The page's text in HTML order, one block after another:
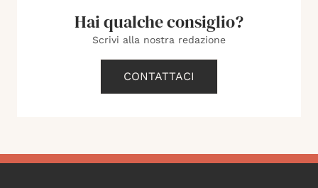
Hai qualche consiglio?
Scrivi alla nostra redazione
CONTATTACI